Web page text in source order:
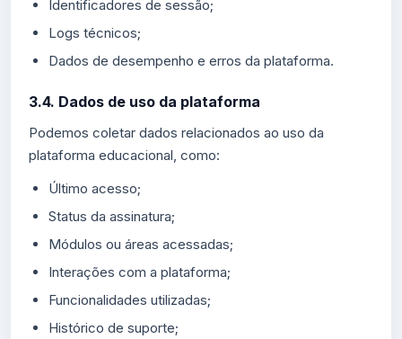
Identificadores de sessão;
Logs técnicos;
Dados de desempenho e erros da plataforma.
3.4. Dados de uso da plataforma
Podemos coletar dados relacionados ao uso da
plataforma educacional, como:
Último acesso;
Status da assinatura;
Módulos ou áreas acessadas;
Interações com a plataforma;
Funcionalidades utilizadas;
Histórico de suporte;